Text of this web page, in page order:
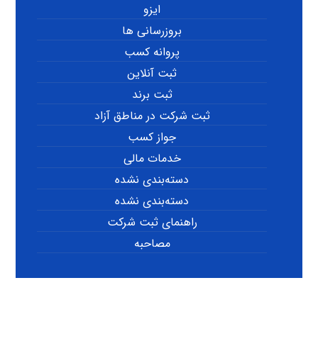
ایزو
بروزرسانی ها
پروانه کسب
ثبت آنلاین
ثبت برند
ثبت شرکت در مناطق آزاد
جواز کسب
خدمات مالی
دسته‌بندی نشده
دسته‌بندی نشده
راهنمای ثبت شرکت
مصاحبه